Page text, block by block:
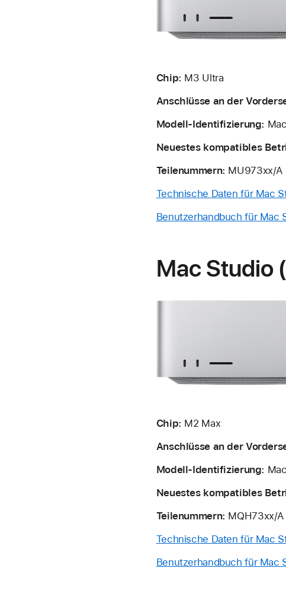
Chip: M3 Ultra
Anschlüsse an der
Modell-Identifizierung:
Neuestes kompatibles
Teilenummern: MU973xx/A
Technische Daten für Mac
Benutzerhandbuch für Mac
Mac Studio
Chip: M2 Max
Anschlüsse an der
Modell-Identifizierung:
Neuestes kompatibles
Teilenummern: MQH73xx/A
Technische Daten für Mac
Benutzerhandbuch für Mac